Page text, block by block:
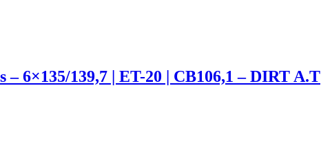
6×135/139,7 | ET-20 | CB106,1 – DIRT A.T